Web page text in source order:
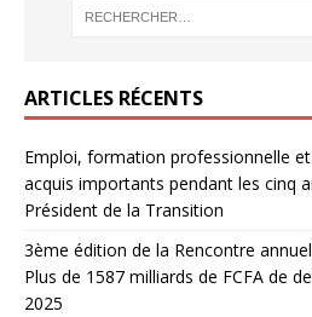
ARTICLES RÉCENTS
Emploi, formation professionnelle
acquis importants pendant les cinq
Président de la Transition
3ème édition de la Rencontre
Plus de 1587 milliards de FCFA de
2025